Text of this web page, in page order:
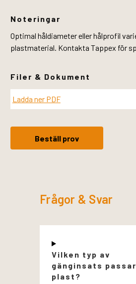
Noteringar
Optimal håldiameter eller hålprofil
plastmaterial. Kontakta Tappex för
Filer & Dokument
Ladda ner PDF
Beställ prov
Frågor & Svar
Vilken typ av
gänginsats
plast?